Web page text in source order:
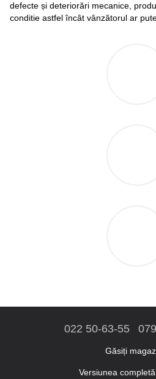
defecte și deteriorări mecanice,
conditie astfel încât vânzătorul ar
022 50-63-55
Găsiți
Versiunea